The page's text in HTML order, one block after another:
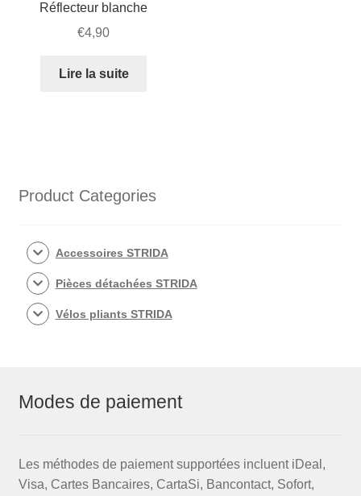
Réflecteur blanche
€4,90
Lire la suite
Product Categories
Accessoires STRIDA
Pièces détachées STRIDA
Vélos pliants STRIDA
Modes de paiement
Les méthodes de paiement supportées incluent iDeal,
Visa, Cartes Bancaires, CartaSi, Bancontact, Sofort,